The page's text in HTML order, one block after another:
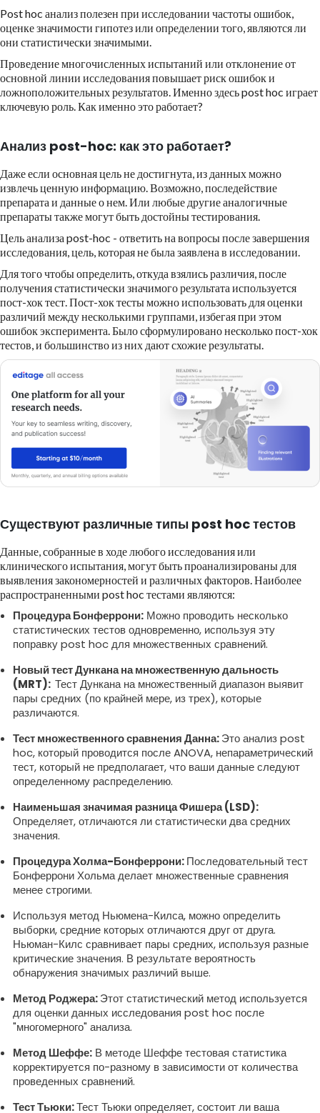
Post hoc анализ полезен при исследовании частоты ошибок,
оценке значимости гипотез или определении того, являются ли
они статистически значимыми.
Проведение многочисленных испытаний или отклонение от
основной линии исследования повышает риск ошибок и
ложноположительных результатов. Именно здесь post hoc играет
ключевую роль. Как именно это работает?
Анализ post-hoc: как это работает?
Даже если основная цель не достигнута, из данных можно
извлечь ценную информацию. Возможно, последействие
препарата и данные о нем. Или любые другие аналогичные
препараты также могут быть достойны тестирования.
Цель анализа post-hoc - ответить на вопросы после завершения
исследования, цель, которая не была заявлена в исследовании.
Для того чтобы определить, откуда взялись различия, после
получения статистически значимого результата используется
пост-хок тест. Пост-хок тесты можно использовать для оценки
различий между несколькими группами, избегая при этом
ошибок эксперимента. Было сформулировано несколько пост-хок
тестов, и большинство из них дают схожие результаты.
Существуют различные типы post hoc тестов
Данные, собранные в ходе любого исследования или
клинического испытания, могут быть проанализированы для
выявления закономерностей и различных факторов. Наиболее
распространенными post hoc тестами являются:
Процедура Бонферрони: Можно проводить несколько
статистических тестов одновременно, используя эту
поправку post hoc для множественных сравнений.
Новый тест Дункана на множественную дальность
(MRT): Тест Дункана на множественный диапазон выявит
пары средних (по крайней мере, из трех), которые
различаются.
Тест множественного сравнения Данна:Это анализ post
hoc, который проводится после ANOVA, непараметрический
тест, который не предполагает, что ваши данные следуют
определенному распределению.
Наименьшая значимая разница Фишера (LSD):
Определяет, отличаются ли статистически два средних
значения.
Процедура Холма-Бонферрони:Последовательный тест
Бонферрони Хольма делает множественные сравнения
менее строгими.
Используя метод Ньюмена-Килса, можно определить
выборки, средние которых отличаются друг от друга.
Ньюман-Килс сравнивает пары средних, используя разные
критические значения. В результате вероятность
обнаружения значимых различий выше.
Метод Роджера:Этот статистический метод используется
для оценки данных исследования post hoc после
"многомерного" анализа.
Метод Шеффе: В методе Шеффе тестовая статистика
корректируется по-разному в зависимости от количества
проведенных сравнений.
Тест Тьюки:Тест Тьюки определяет, состоит ли ваша